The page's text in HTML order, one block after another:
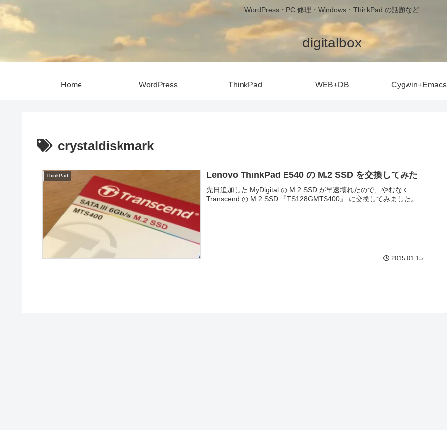
WordPress・PC 修理・Windows・ThinkPad の話題など
digitalbox
Home WordPress ThinkPad WEB+DB Cygwin+Emacs
crystaldiskmark
ThinkPad Lenovo ThinkPad E540 の M.2 SSD を交換してみた
先日追加した MyDigital の M.2 SSD が早速壊れたので、やむなく
Transcend の M.2 SSD 『TS128GMTS400』 に交換してみました。
2015.01.15